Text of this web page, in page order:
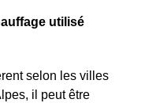
utilisé
selon les villes
il peut être